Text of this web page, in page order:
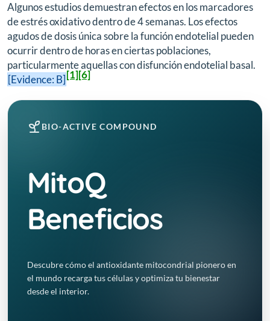
Algunos estudios demuestran efectos en los marcadores
de estrés oxidativo dentro de 4 semanas. Los efectos
agudos de dosis única sobre la función endotelial pueden
ocurrir dentro de horas en ciertas poblaciones,
particularmente aquellas con disfunción endotelial basal.
[Evidence: B][1][6]
BIO-ACTIVE COMPOUND
MitoQ
Beneficios
Descubre cómo el antioxidante mitocondrial pionero en
el mundo recarga tus células y optimiza tu bienestar
desde el interior.